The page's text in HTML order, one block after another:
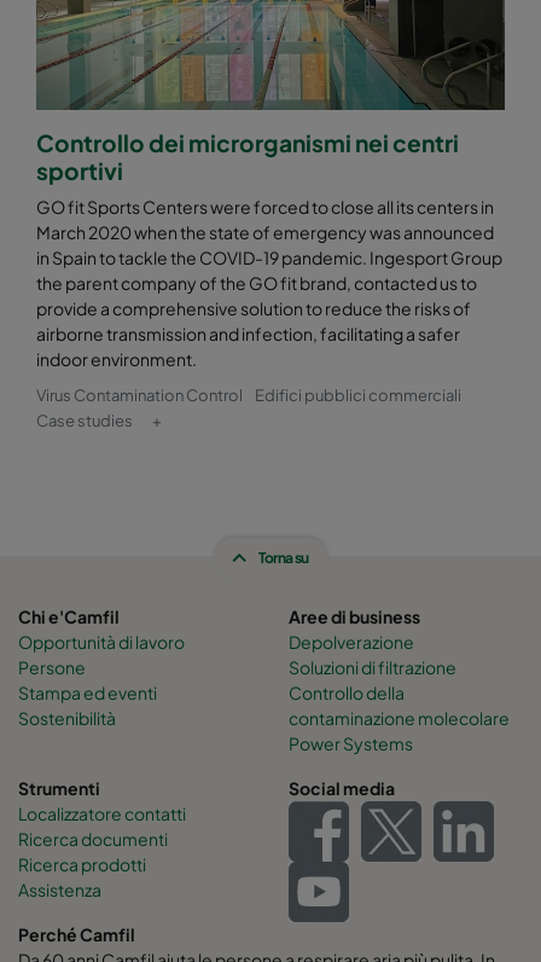
Controllo dei microrganismi nei centri
sportivi
GO fit Sports Centers were forced to close all its centers in
March 2020 when the state of emergency was announced
in Spain to tackle the COVID-19 pandemic. Ingesport Group
the parent company of the GO fit brand, contacted us to
provide a comprehensive solution to reduce the risks of
airborne transmission and infection, facilitating a safer
indoor environment.
Virus Contamination Control
Edifici pubblici commerciali
Case studies
+
Torna su
Chi e'Camfil
Opportunità di lavoro
Persone
Stampa ed eventi
Sostenibilità
Aree di business
Depolverazione
Soluzioni di filtrazione
Controllo della
contaminazione molecolare
Power Systems
Strumenti
Localizzatore contatti
Ricerca documenti
Ricerca prodotti
Assistenza
Social media
Perché Camfil